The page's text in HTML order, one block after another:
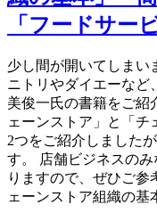
「フードサー
少し間が開いてしまい
ニトリやダイエーなど
美俊一氏の書籍をご紹
ェーンストア」と「チ
2つをご紹介しました
す。 店舗ビジネスの
りますので、ぜひご参
ェーンストア組織の